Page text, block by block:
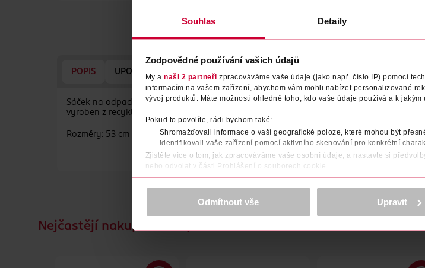
Souhlas Detaily
Zodpovědné používání vašich údajů
My a naši 2 partneři zpracováváme vaše údaje (jako např. číslo IP) pomocí
informacím na vašem zařízení, abychom vám mohli nabízet personalizované
vývoj produktů. Máte možnosti ohledně toho, kdo vaše údaje používá a k jakým
Pokud to povolíte, rádi bychom také:
Shromažďovali informace o vaší geografické poloze, které mohou být
Identifikovali vaše zařízení pomocí aktivního skenování pro konkrétní
Zjistěte více o tom, jak zpracováváme vaše osobní údaje, a nastavte si
nebo odvolat v části Prohlášení o souborech cookie.
K provozu stránek, personalizaci obsahu a reklam, funkcí sociálních médií,
prohlášení o ochraně osobních údajů.
Děkujeme za pochopení. >více o cookies<
Odmítnout vše Upravit
POPIS UPOZORNĚNÍ POČET VYROBENO V VÝROBCE/DODAVATEL
Sáček na odpad s praktickým uchem ke snadnějšímu přenášení uvolňuje při použití
vyroben z recyklovatelného polyetylenu (PE).
Rozměry: 53 cm x 54 cm
Nejčastějí nakupované společně